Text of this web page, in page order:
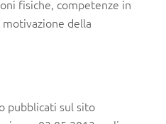
fisiche, competenze in
della
pubblicati sul sito